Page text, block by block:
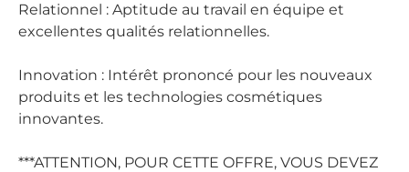
Relationnel : Aptitude au travail en équipe et
excellentes qualités relationnelles.
Innovation : Intérêt prononcé pour les nouveaux
produits et les technologies cosmétiques
innovantes.
***ATTENTION, POUR CETTE OFFRE, VOUS DEVEZ